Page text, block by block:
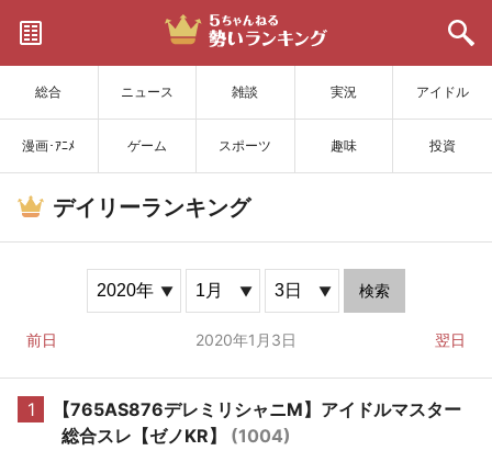
総合 ニュース 雑談 実況 アイドル
漫画･ｱﾆﾒ ゲーム スポーツ 趣味 投資
サイトを更新
デイリーランキング
検索
前日 2020年1月3日 翌日
1
【765AS876デレミリシャニM】アイドルマスター
総合スレ【ゼノKR】 (1004)